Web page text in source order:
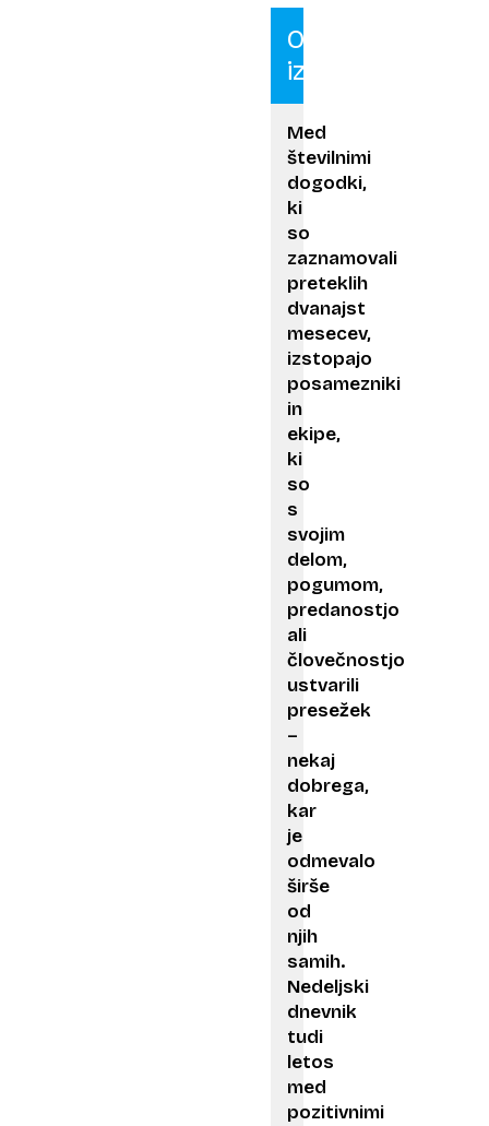
Osem
izjemnih
Med
številnimi
dogodki,
ki
so
zaznamovali
preteklih
dvanajst
mesecev,
izstopajo
posamezniki
in
ekipe,
ki
so
s
svojim
delom,
pogumom,
predanostjo
ali
človečnostjo
ustvarili
presežek
–
nekaj
dobrega,
kar
je
odmevalo
širše
od
njih
samih.
Nedeljski
dnevnik
tudi
letos
med
pozitivnimi